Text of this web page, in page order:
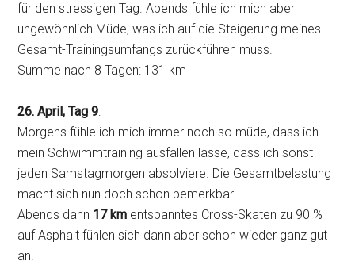
für den stressigen Tag. Abends fühle ich mich aber
ungewöhnlich Müde, was ich auf die Steigerung meines
Gesamt-Trainingsumfangs zurückführen muss.
Summe nach 8 Tagen: 131 km
26. April, Tag 9:
Morgens fühle ich mich immer noch so müde, dass ich
mein Schwimmtraining ausfallen lasse, dass ich sonst
jeden Samstagmorgen absolviere. Die Gesamtbelastung
macht sich nun doch schon bemerkbar.
Abends dann 17 km entspanntes Cross-Skaten zu 90 %
auf Asphalt fühlen sich dann aber schon wieder ganz gut
an.